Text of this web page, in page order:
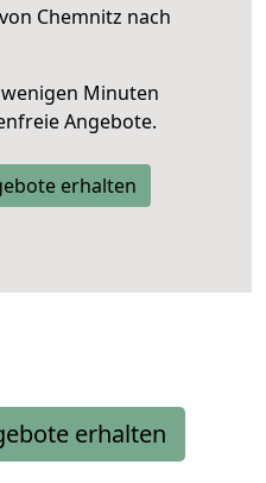
von Chemnitz nach
Minuten
Angebote.
erhalten
erhalten